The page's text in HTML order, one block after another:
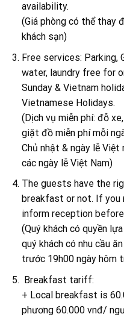
availability.
(Giá phòng có thể thay
khách sạn)
Free services: Parking,
water, laundry free for
Sunday & Vietnam
Vietnamese Holidays.
(Dịch vụ miễn phí: đỗ
giặt đồ miễn phí mỗi
Chủ nhật & ngày lễ Việt
các ngày lễ Việt Nam)
The guests have the
breakfast or not. If you
inform reception
(Quý khách có quyền
quý khách có nhu cầu
trước 19h00 ngày hôm
Breakfast tariff:
+ Local breakfast is
phương 60.000 vnđ/